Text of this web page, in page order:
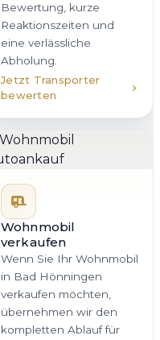
Bewertung, kurze
Reaktionszeiten und
eine verlässliche
Abholung.
Jetzt Transporter
bewerten
Wohnmobil
verkaufen
Wenn Sie Ihr Wohnmobil
in Bad Hönningen
verkaufen möchten,
übernehmen wir den
kompletten Ablauf für